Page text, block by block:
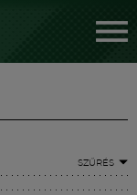
SZŰRÉS